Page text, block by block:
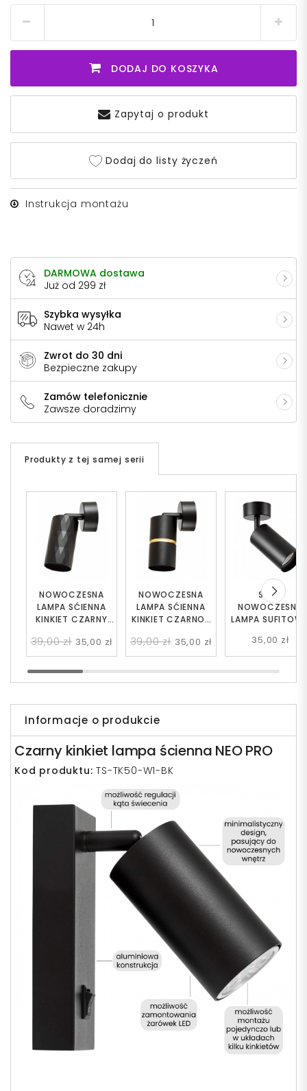
DODAJ DO KOSZYKA
Zapytaj o produkt
Dodaj do listy życzeń
Instrukcja montażu
DARMOWA dostawa
Już od 299 zł
Szybka wysyłka
Nawet w 24h
Zwrot do 30 dni
Bezpieczne zakupy
Zamów telefonicznie
Zawsze doradzimy
Produkty z tej samej serii
SPOT
NOWOCZESNA
LAMPA
35,00 zł
NOWOCZESNA
LAMPA SĆIENNA
KINKIET CZARNY
39,00 zł 35,00 zł
NOWOCZESNA
LAMPA SĆIENNA
KINKIET CZARNO-
39,00 zł 35,00 zł
Informacje o produkcie
Czarny kinkiet lampa ścienna NEO PRO
Kod produktu:TS-TK50-W1-BK